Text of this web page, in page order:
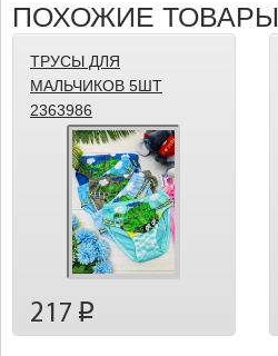
ПОХОЖИЕ ТОВАРЫ
ТРУСЫ ДЛЯ
МАЛЬЧИКОВ 5ШТ
2363986
217 p